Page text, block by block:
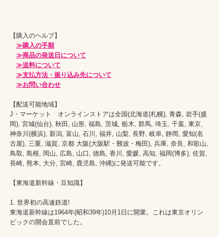
【購入のヘルプ】
≫購入の手順
≫商品の発送日について
≫送料について
≫支払方法・振り込み先について
≫お問い合わせ
【配送可能地域】
J・マーケット　オンラインストアは全国(北海道(札幌), 青森, 岩手(盛
岡), 宮城(仙台), 秋田, 山形, 福島, 茨城, 栃木, 群馬, 埼玉, 千葉, 東京,
神奈川(横浜), 新潟, 富山, 石川, 福井, 山梨, 長野, 岐阜, 静岡, 愛知(名
古屋), 三重, 滋賀, 京都 大阪(大阪駅・難波・梅田), 兵庫, 奈良, 和歌山,
鳥取, 島根, 岡山, 広島, 山口, 徳島, 香川, 愛媛, 高知, 福岡(博多), 佐賀,
長崎, 熊本, 大分, 宮崎, 鹿児島, 沖縄)に発送可能です。
【東海道新幹線・豆知識】
1. 世界初の高速鉄道!
東海道新幹線は1964年(昭和39年)10月1日に開業。これは東京オリン
ピックの開会直前でした。